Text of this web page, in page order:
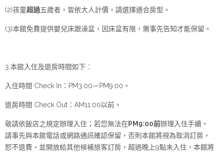
(2)孩童超過五歲者，皆依大人計價，請選擇適合房型。
(3)本館免費提供嬰兒床跟澡盆，因床盆有限，需事先告知才能保留。
3.本館入住及退房時間如下︰
入住時間 Check In：PM3:00－PM9:00。
退房時間 Check Out：AM11:00以前。
敬請依飯店之規定辦理入住；若您無法在 PM9:00前辦理入住手續，
請事先與本館電話或網路通訊確認保留，否則本館將視為取消訂房，
恕不退費，並開放給其他候補旅客訂房，超過晚上9點未入住，本館將